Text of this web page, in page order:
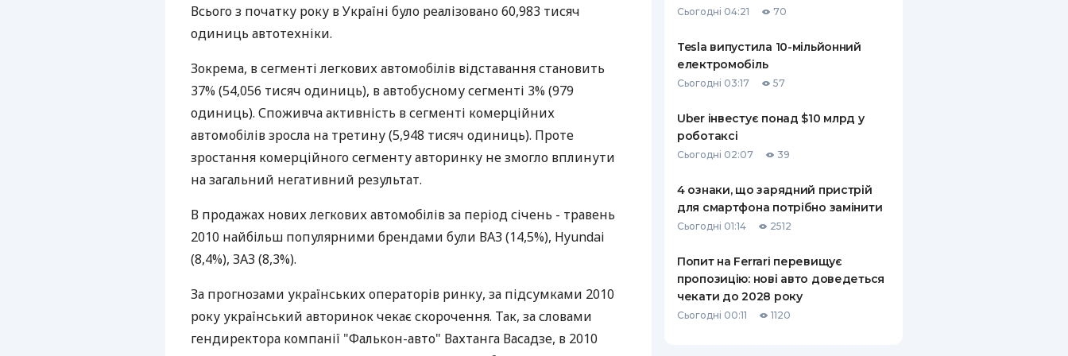
ЩОМІСЯЧНИЙ ОГЛЯД
КЕШБЕКУ
ПУТІВНИКИ ПО
БАНКІВСЬКИХ КАРТКАХ
СТРАХУВАННЮ
ВСІ СТРАХОВІ ПОЛІСИ
ВІДГУКИ ПРО СТРАХОВІ
КОМПАНІЇ
КОНТАКТИ
Всього з початку року в Україні було реалізовано 60,983 тисяч
одиниць автотехніки.
Зокрема, в сегменті легкових автомобілів відставання становить
37% (54,056 тисяч одиниць), в автобусному сегменті 3% (979
одиниць). Споживча активність в сегменті комерційних
автомобілів зросла на третину (5,948 тисяч одиниць). Проте
зростання комерційного сегменту авторинку не змогло вплинути
на загальний негативний результат.
В продажах нових легкових автомобілів за період січень - травень
2010 найбільш популярними брендами були ВАЗ (14,5%), Hyundai
(8,4%), ЗАЗ (8,3%).
За прогнозами українських операторів ринку, за підсумками 2010
року український авторинок чекає скорочення. Так, за словами
гендиректора компанії "Фалькон-авто" Вахтанга Васадзе, в 2010
Сьогодні 04:21 70
Tesla випустила 10-мільйонний
електромобіль
Сьогодні 03:17 57
Uber інвестує понад $10 млрд у
роботаксі
Сьогодні 02:07 39
4 ознаки, що зарядний пристрій
для смартфона потрібно замінити
Сьогодні 01:14 2512
Попит на Ferrari перевищує
пропозицію: нові авто доведеться
чекати до 2028 року
Сьогодні 00:11 1120